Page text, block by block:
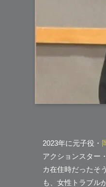
2023年に元子役・
アクションスター
カ在住時だったそ
も、女性トラブル